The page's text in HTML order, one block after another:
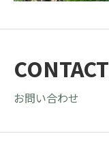
CONTACT
お問い合わせ